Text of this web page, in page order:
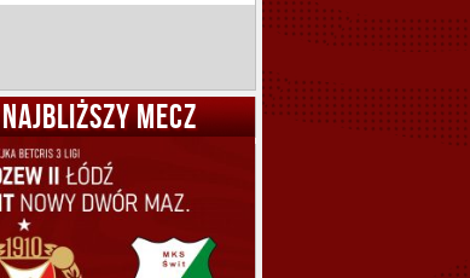
NAJBLIŻSZY MECZ